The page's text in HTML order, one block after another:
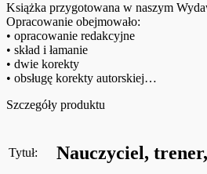
Książka przygotowana w naszym
Opracowanie obejmowało:
• opracowanie redakcyjne
• skład i łamanie
• dwie korekty
• obsługę korekty autorskiej…
Szczegóły produktu
Tytuł: Nauczyciel,